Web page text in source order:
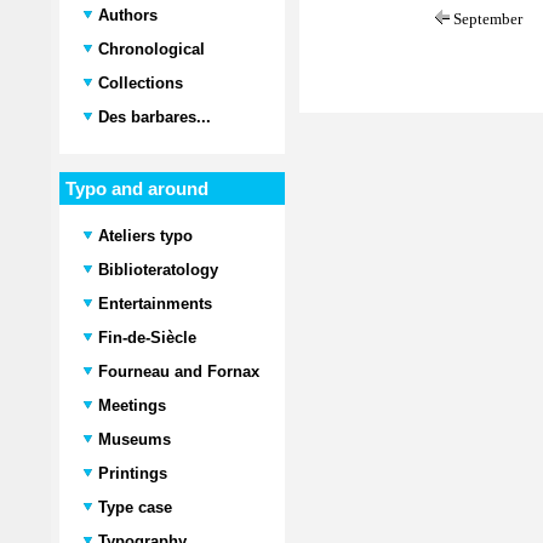
Authors
Chronological
Collections
Des barbares...
Typo and around
Ateliers typo
Biblioteratology
Entertainments
Fin-de-Siècle
Fourneau and Fornax
Meetings
Museums
Printings
Type case
September